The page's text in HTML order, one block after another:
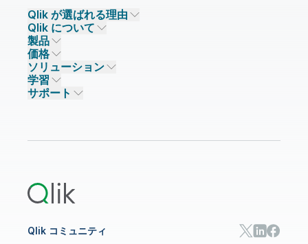
Qlik が選ばれる理由
Qlik が選ばれる理由
信頼とセキュリティ
信頼とプライバシー
信頼と AI
主なテクノロジーパートナー
データソースとターゲット
Qlik について
企業情報
採用情報
ニュースルーム
事業所 / 連絡先
製品
データ統合とデータ品質
Qlik Talend
Qlik Talend Cloud
Talend Data Fabric
価格
データ統合
データ分析
AI / 機械学習
ソリューション
ソリューションパートナー
パートナー検索
学習
イベント
サポート
Qlik コミュニティ